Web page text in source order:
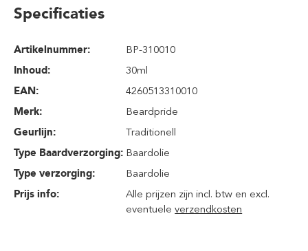
Specificaties
Artikelnummer:
BP-310010
Inhoud:
30ml
EAN:
4260513310010
Merk:
Beardpride
Geurlijn:
Traditionell
Type Baardverzorging: Baardolie
Type verzorging:
Baardolie
Prijs info:
Alle prijzen zijn incl. btw en excl.
eventueleverzendkosten